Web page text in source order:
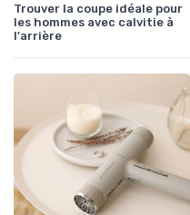
Trouver la coupe idéale pour
les hommes avec calvitie à
l'arrière